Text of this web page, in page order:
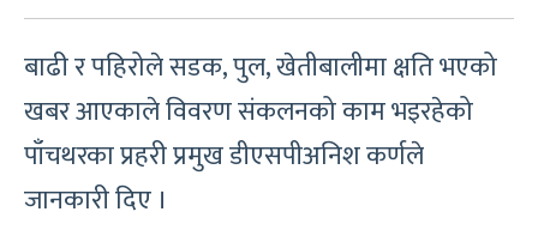
बाढी र पहिरोले सडक, पुल, खेतीबालीमा क्षति भएको
खबर आएकाले विवरण संकलनको काम भइरहेको
पाँचथरका प्रहरी प्रमुख डीएसपीअनिश कर्णले
जानकारी दिए ।